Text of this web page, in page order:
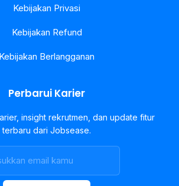
Kebijakan Privasi
Kebijakan Refund
Kebijakan Berlangganan
Perbarui Karier
insight rekrutmen, dan update fitur
terbaru dari Jobsease.